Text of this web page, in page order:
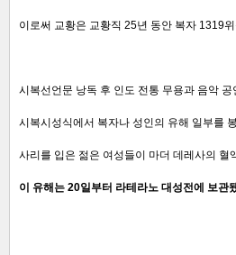
이로써 교황은 교황직 25년 동안 복자 1319
시복선언문 낭독 후 인도 전통 무용과 음악 공
시복시성식에서 복자나 성인의 유해 일부를
사리를 입은 젊은 여성들이 마더 데레사의 혈
이 유해는 20일부터 라테라노 대성전에 보관